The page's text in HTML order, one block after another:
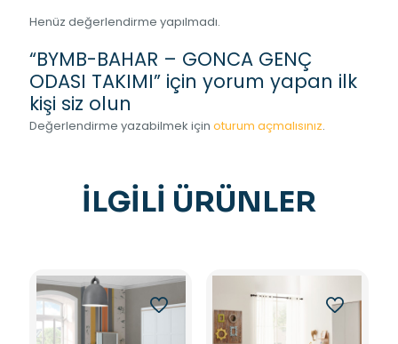
Henüz değerlendirme yapılmadı.
“BYMB-BAHAR – GONCA GENÇ
ODASI TAKIMI” için yorum yapan ilk
kişi siz olun
Değerlendirme yazabilmek için oturum açmalısınız.
İLGILI ÜRÜNLER